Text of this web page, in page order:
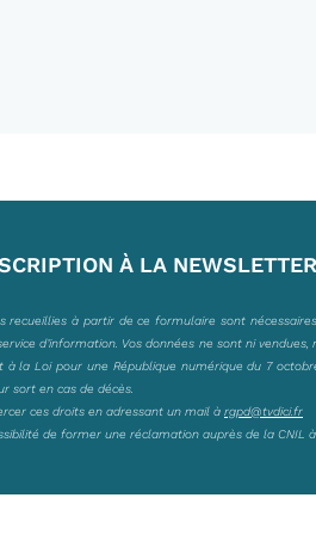
À LA NEWSLETTER
recueillies à partir de ce formulaire sont
d’information. Vos données ne sont ni
à la Loi pour une République numérique du 7
sort en cas de décès.
ces droits en adressant un mail à rgpd@tvdici.fr
de former une réclamation auprès de la CNIL à